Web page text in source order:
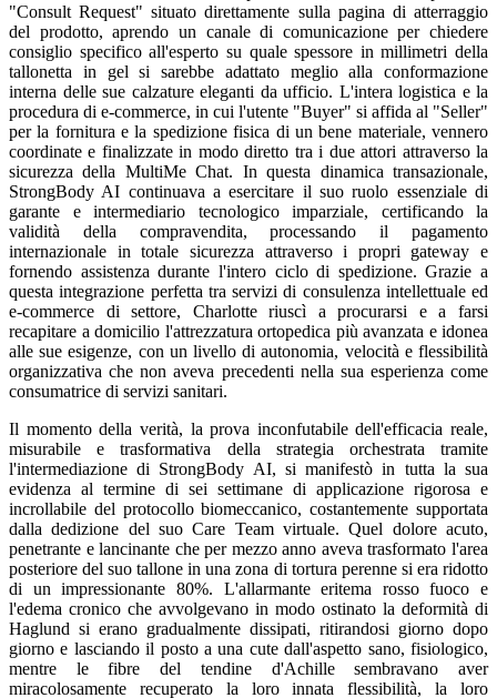
"Consult Request" situato direttamente sulla pagina di atterraggio
del prodotto, aprendo un canale di comunicazione per chiedere
consiglio specifico all'esperto su quale spessore in millimetri della
tallonetta in gel si sarebbe adattato meglio alla conformazione
interna delle sue calzature eleganti da ufficio. L'intera logistica e la
procedura di e-commerce, in cui l'utente "Buyer" si affida al "Seller"
per la fornitura e la spedizione fisica di un bene materiale, vennero
coordinate e finalizzate in modo diretto tra i due attori attraverso la
sicurezza della MultiMe Chat. In questa dinamica transazionale,
StrongBody AI continuava a esercitare il suo ruolo essenziale di
garante e intermediario tecnologico imparziale, certificando la
validità della compravendita, processando il pagamento
internazionale in totale sicurezza attraverso i propri gateway e
fornendo assistenza durante l'intero ciclo di spedizione. Grazie a
questa integrazione perfetta tra servizi di consulenza intellettuale ed
e-commerce di settore, Charlotte riuscì a procurarsi e a farsi
recapitare a domicilio l'attrezzatura ortopedica più avanzata e idonea
alle sue esigenze, con un livello di autonomia, velocità e flessibilità
organizzativa che non aveva precedenti nella sua esperienza come
consumatrice di servizi sanitari.
Il momento della verità, la prova inconfutabile dell'efficacia reale,
misurabile e trasformativa della strategia orchestrata tramite
l'intermediazione di StrongBody AI, si manifestò in tutta la sua
evidenza al termine di sei settimane di applicazione rigorosa e
incrollabile del protocollo biomeccanico, costantemente supportata
dalla dedizione del suo Care Team virtuale. Quel dolore acuto,
penetrante e lancinante che per mezzo anno aveva trasformato l'area
posteriore del suo tallone in una zona di tortura perenne si era ridotto
di un impressionante 80%. L'allarmante eritema rosso fuoco e
l'edema cronico che avvolgevano in modo ostinato la deformità di
Haglund si erano gradualmente dissipati, ritirandosi giorno dopo
giorno e lasciando il posto a una cute dall'aspetto sano, fisiologico,
mentre le fibre del tendine d'Achille sembravano aver
miracolosamente recuperato la loro innata flessibilità, la loro